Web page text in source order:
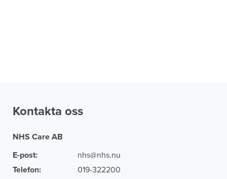
Kontakta oss
NHS Care AB
E-post:
nhs@nhs.nu
Telefon:
019-322200